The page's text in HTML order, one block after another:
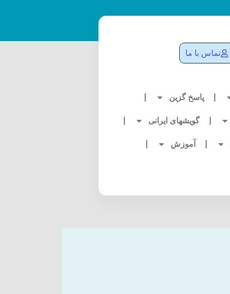
تماس با ما
پاسخ گزین
گویشهای ایرانی
آموزش